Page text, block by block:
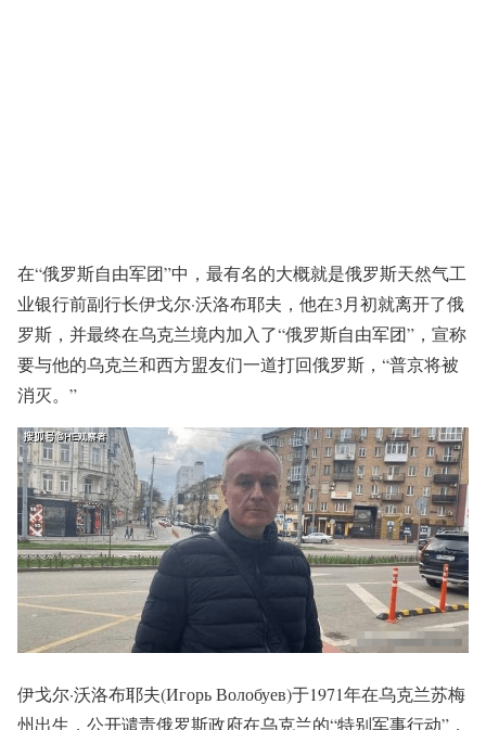
在“俄罗斯自由军团”中，最有名的大概就是俄罗斯天然气工
业银行前副行长伊戈尔·沃洛布耶夫，他在3月初就离开了俄
罗斯，并最终在乌克兰境内加入了“俄罗斯自由军团”，宣称
要与他的乌克兰和西方盟友们一道打回俄罗斯，“普京将被
消灭。”
伊戈尔·沃洛布耶夫(Игорь Волобуев)于1971年在乌克兰苏梅
州出生，公开谴责俄罗斯政府在乌克兰的“特别军事行动”，